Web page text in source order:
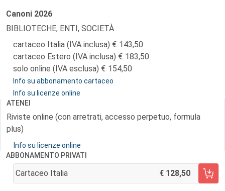
Canoni 2026
BIBLIOTECHE, ENTI, SOCIETÀ
cartaceo Italia (IVA inclusa)
143,50
cartaceo Estero (IVA inclusa)
183,50
solo online (IVA esclusa)
154,50
Info su abbonamento cartaceo
Info su licenze online
ATENEI
Riviste online (con arretrati, accesso perpetuo, formula
plus)
Info su licenze online
ABBONAMENTO PRIVATI
Cartaceo Italia 128,50
AGGIUNGI AL CARRELLO